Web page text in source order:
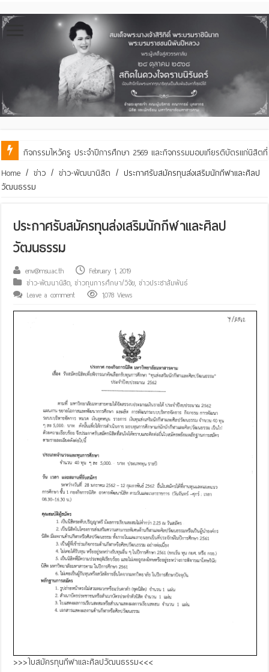
กิจกรรมไหว้ครู ประจำปีการศึกษา 2569 และกิจกรรมมอบเกียรติบัตรแก่นิสิ
คณะสิ่งแวดล้อมฯ มมส ร่วมสืบสานประเพณีฮีตเดือน ๘ ถวายเทียนพรรษา ๒
Home / ข่าว / ข่าว-พัฒนานิสิต / ประกาศรับสมัครทุนส่งเสริมนักกีฬาและศิลป
วัฒนธรรม
ประกาศรับสมัครทุนส่งเสริมนักกีฬาและศิลป
วัฒนธรรม
env@msu.ac.th
February 1, 2019
ข่าว-พัฒนานิสิต,ข่าวทุนการศึกษา/วิจัย,ข่าวประชาสัมพันธ์
Leave a comment
1,078 Views
>>>ใบสมัครทุนกีฬาและศิลปวัฒนธรรม<<<